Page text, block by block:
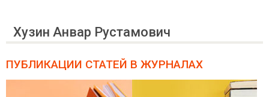
Хузин Анвар Рустамович
ПУБЛИКАЦИИ СТАТЕЙ В ЖУРНАЛАХ